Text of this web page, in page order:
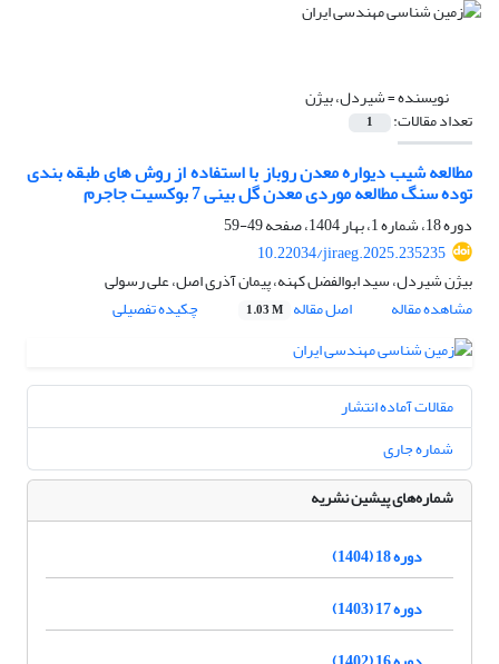
نویسنده =شیردل، بیژن
تعداد مقالات: 1
مطالعه شیب دیواره معدن روباز با استفاده از روش ‌های طبقه بندی
توده سنگ مطالعه موردی معدن گل بینی 7 بوکسیت جاجرم
دوره 18، شماره 1، بهار 1404، صفحه
49-59
10.22034/jiraeg.2025.235235
بیژن شیردل، سید ابوالفضل کهنه، پیمان آذری اصل، علی رسولی
مشاهده مقاله
اصل مقاله 1.03 M چکیده تفصیلی
مقالات آماده انتشار
شماره جاری
شماره‌های پیشین نشریه
دوره 18 (1404)
دوره 17 (1403)